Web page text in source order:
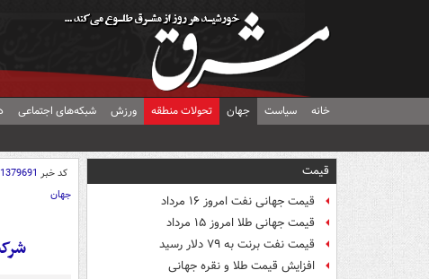
خانه سیاست جهان تحولات منطقه ورزش شبکه‌های اجتماعی
قیمت
قیمت جهانی نفت امروز ۱۶ مرداد
قیمت جهانی طلا امروز ۱۵ مرداد
قیمت نفت برنت به ۷۹ دلار رسید
افزایش قیمت طلا و نقره جهانی
کد خبر 1379691
جهان